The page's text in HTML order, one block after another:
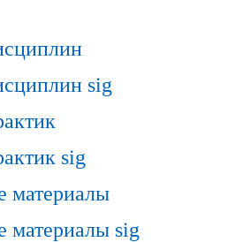
sig
sig
материалы
материалы sig